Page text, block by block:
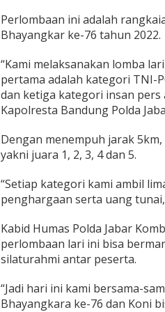
g
D
g
e
l
a
r
l
e
h
o
l
s
Perlombaan ini adalah
Bhayangkar ke-76 tahun 2022.
“Kami melaksanakan lomba
pertama adalah kategori TNI-
dan ketiga kategori insan pers
Kapolresta Bandung Polda
Dengan menempuh jarak
yakni juara 1, 2, 3, 4 dan 5.
“Setiap kategori kami ambil
penghargaan serta uang
Kabid Humas Polda Jabar
perlombaan lari ini bisa
silaturahmi antar peserta.
“Jadi hari ini kami bersama-
Bhayangkara ke-76 dan Koni